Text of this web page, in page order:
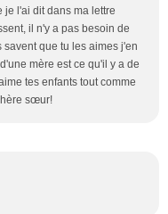
je l'ai dit dans ma lettre
il n'y a pas besoin de
savent que tu les aimes j'en
mère est ce qu'il y a de
tes enfants tout comme
sœur!